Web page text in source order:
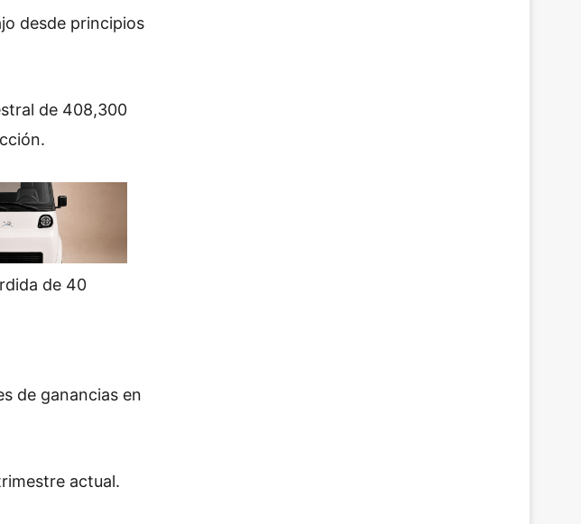
desde principios
de 408,300
de 40
de ganancias en
actual.